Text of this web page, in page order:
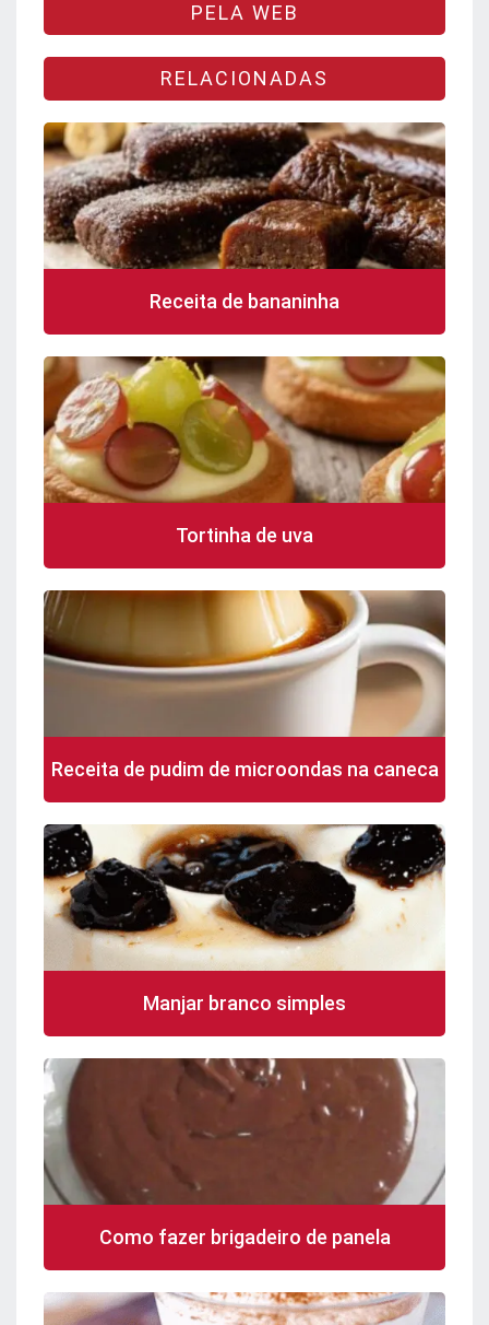
PELA WEB
RELACIONADAS
Receita de bananinha
Tortinha de uva
Receita de pudim de microondas na caneca
Manjar branco simples
Como fazer brigadeiro de panela